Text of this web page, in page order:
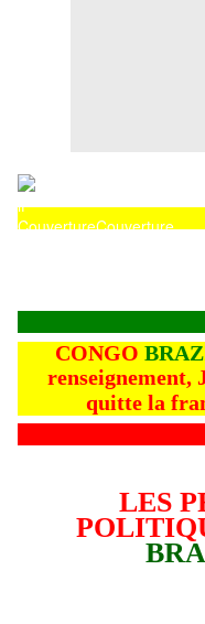
CouvertureCouverture
CONGO
renseignement,
quitte la
LES